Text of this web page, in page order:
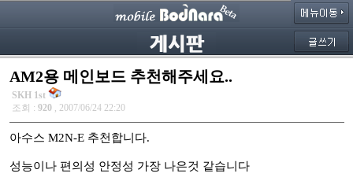
AM2용 메인보드 추천해주세요..
SKH 1st
조회 : 920 , 2007/06/24 22:20
아수스 M2N-E 추천합니다.
성능이나 편의성 안정성 가장 나은것 같습니다